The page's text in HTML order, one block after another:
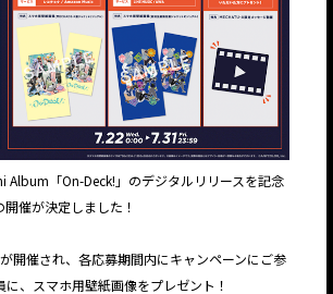
Album「On-Deck!」のデジタルリリースを記念
催が決定しました！
開催され、各応募期間内にキャンペーンにご参
、スマホ用壁紙画像をプレゼント！